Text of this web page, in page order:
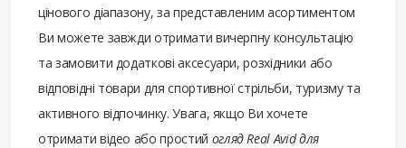
цінового діапазону, за представленим асортиментом
Ви можете завжди отримати вичерпну консультацію
та замовити додаткові аксесуари, розхідники або
відповідні товари для спортивної стрільби, туризму та
активного відпочинку. Увага, якщо Ви хочете
отримати відео або простий огляд Real Avid для